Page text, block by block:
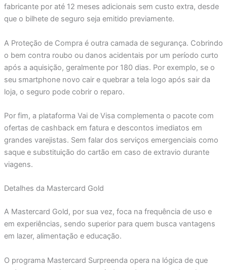
fabricante por até 12 meses adicionais sem custo extra, desde
que o bilhete de seguro seja emitido previamente.
A Proteção de Compra é outra camada de segurança. Cobrindo
o bem contra roubo ou danos acidentais por um período curto
após a aquisição, geralmente por 180 dias. Por exemplo, se o
seu smartphone novo cair e quebrar a tela logo após sair da
loja, o seguro pode cobrir o reparo.
Por fim, a plataforma Vai de Visa complementa o pacote com
ofertas de cashback em fatura e descontos imediatos em
grandes varejistas. Sem falar dos serviços emergenciais como
saque e substituição do cartão em caso de extravio durante
viagens.
Detalhes da Mastercard Gold
A Mastercard Gold, por sua vez, foca na frequência de uso e
em experiências, sendo superior para quem busca vantagens
em lazer, alimentação e educação.
O programa Mastercard Surpreenda opera na lógica de que